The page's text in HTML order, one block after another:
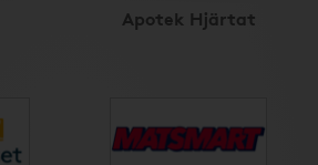
Apotek Hjärtat